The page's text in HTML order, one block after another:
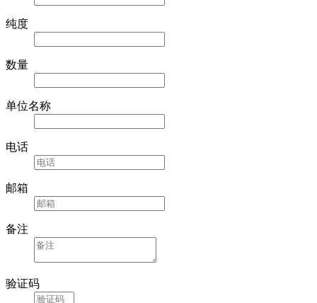
纯度
数量
单位名称
电话
邮箱
备注
验证码